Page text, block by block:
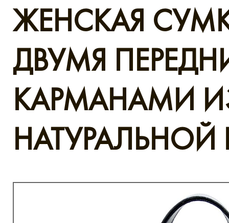
ЖЕНСКАЯ
ДВУМЯ
КАРМАНАМИ